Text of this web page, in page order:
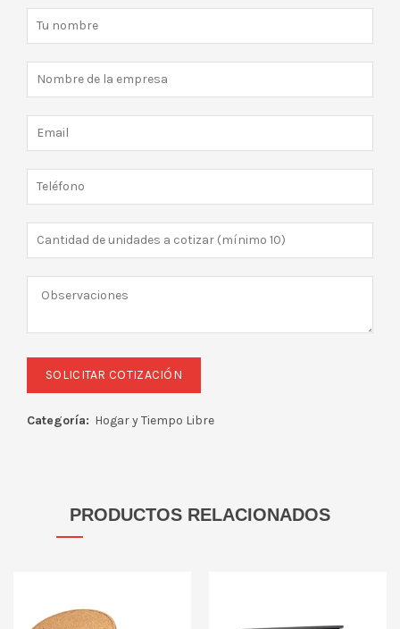
Categoría: Hogar y Tiempo Libre
PRODUCTOS RELACIONADOS